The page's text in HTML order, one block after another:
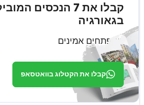
קבלו את 7 הנכסים
בגאורגיה
ממפתחים אמינים
קבלו את הקטלוג בוואטסאפ